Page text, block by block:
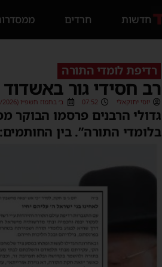
חדשות חרדים
רדיפת לומדי התורה
רב חסידי גור
יוסי יחזקאלי 07:52 ב׳ בתמוז תשפ״ו (17/06/2026)
גדולי הרבנים פרסמו הבוקר
בלומדי התורה”. בין